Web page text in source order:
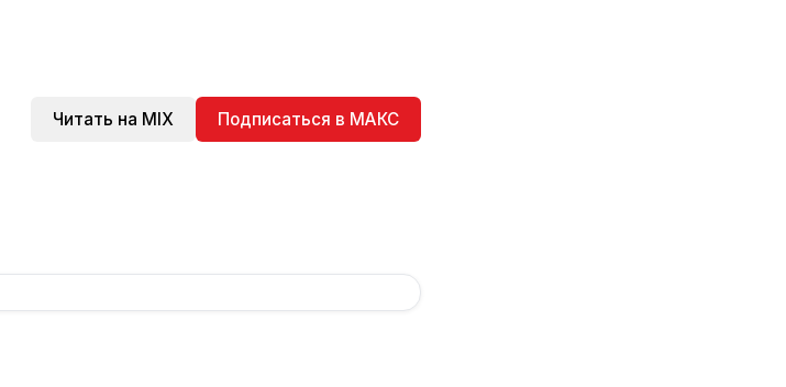
Читать на MIX Подписаться в МАКС